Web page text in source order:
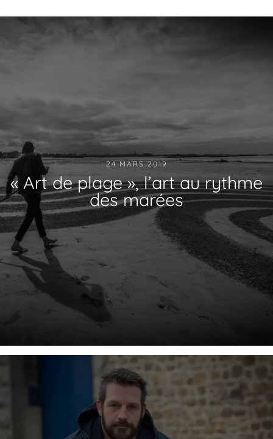
24 MARS 2019
« Art de plage », l’art au rythme
des marées